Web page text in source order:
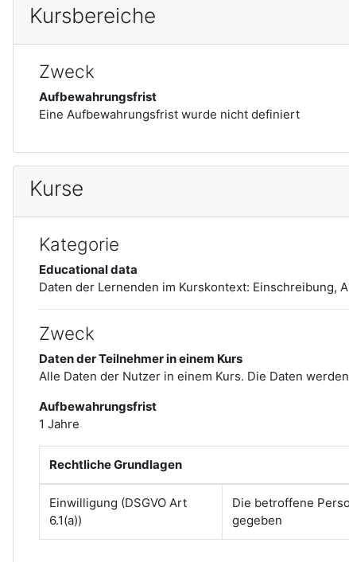
Kursbereiche
Zweck
Aufbewahrungsfrist
Eine Aufbewahrungsfrist wurde nicht definiert
Kurse
Kategorie
Educational data
Daten der Lernenden im Kurskontext: Einschreibung,
Zweck
Daten der Teilnehmer in einem Kurs
Alle Daten der Nutzer in einem Kurs. Die Daten
Aufbewahrungsfrist
1 Jahre
Rechtliche Grundlagen
Einwilligung (DSGVO Art
6.1(a))
Die betroffene
gegeben